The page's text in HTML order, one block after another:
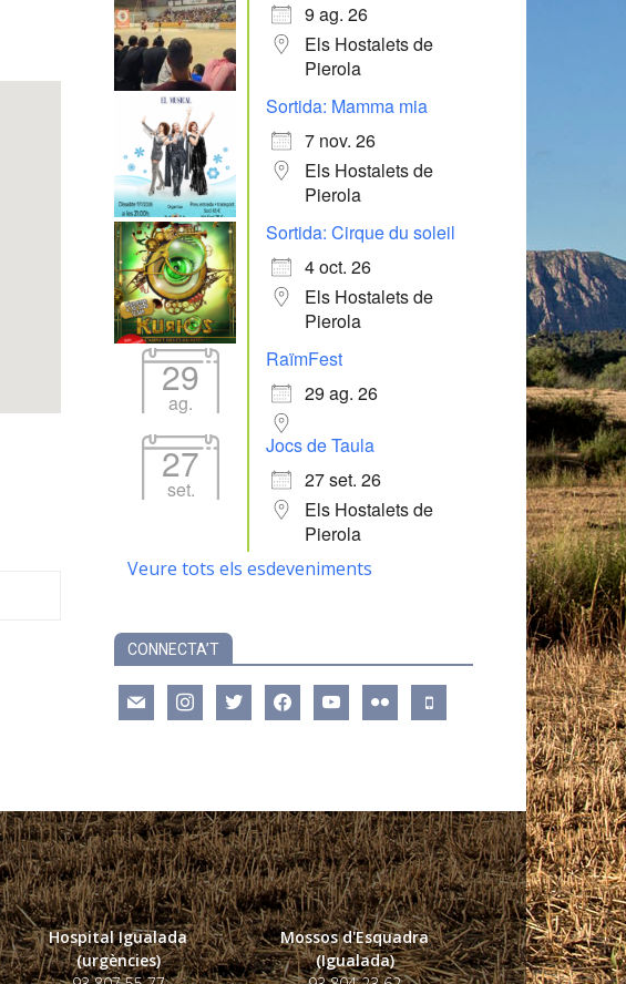
9 ag. 26
Els Hostalets de
Pierola
Sortida: Mamma mia
7 nov. 26
Els Hostalets de
Pierola
Sortida: Cirque du soleil
4 oct. 26
Els Hostalets de
Pierola
29
ag.
RaïmFest
29 ag. 26
27
set.
Jocs de Taula
27 set. 26
Els Hostalets de
Pierola
Veure tots els esdeveniments
CONNECTA’T
mail instagramtwitter facebookyoutube flickr mobile
Hospital Igualada
(urgències)
Mossos d'Esquadra
(Igualada)